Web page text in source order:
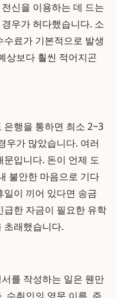
신을 이용하는 데 드는
우가 허다했습니다. 소
료가 기본적으로 발생
상보다 훨씬 적어지곤
행을 통하면 최소 2~3
우가 많았습니다. 여러
입니다. 돈이 언제 도
불안한 마음으로 기다
이 끼어 있다면 송금
한 자금이 필요한 유학
초래했습니다.
를 작성하는 일은 웬만